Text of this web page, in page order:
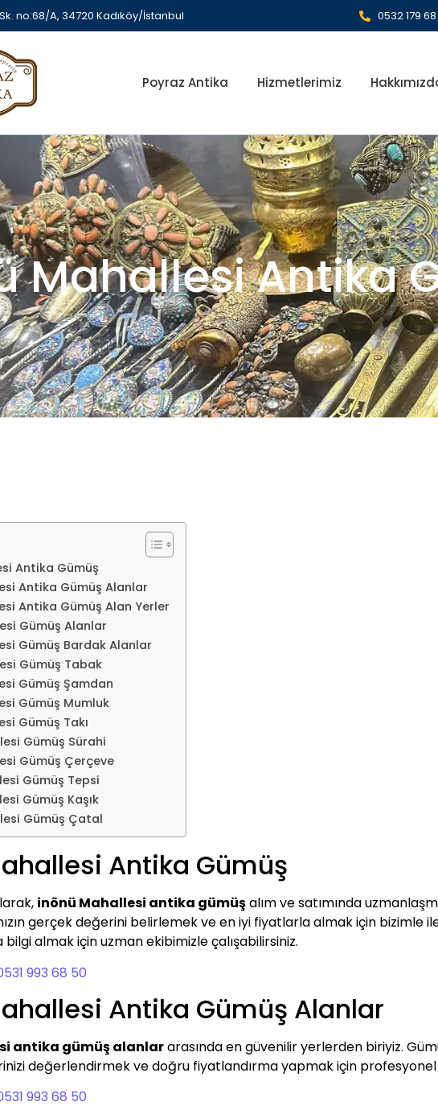
no:68/A, 34720 Kadıköy/İstanbul 0532 179
Poyraz Antika Hizmetlerimiz
Mahallesi Antika
Antika Gümüş
Antika Gümüş Alanlar
Antika Gümüş Alan Yerler
Gümüş Alanlar
Gümüş Bardak Alanlar
Gümüş Tabak
Gümüş Şamdan
Gümüş Mumluk
Gümüş Takı
Gümüş Sürahi
Gümüş Çerçeve
Gümüş Tepsi
Gümüş Kaşık
Gümüş Çatal
Antika Gümüş
inönü Mahallesi antika gümüşalım ve satımında
gerçek değerini belirlemek ve en iyi fiyatlarla almak için bizimle
bilgi almak için uzman ekibimizle çalışabilirsiniz.
993 68 50
Antika Gümüş Alanlar
antika gümüş alanlararasında en güvenilir yerlerden biriyiz.
değerlendirmek ve doğru fiyatlandırma yapmak için
993 68 50